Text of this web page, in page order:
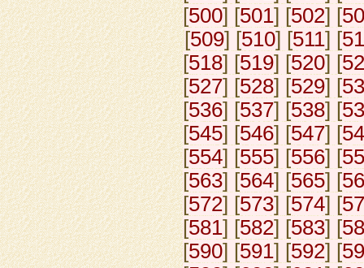
[500] [501] [502] [
[509] [510] [511] [
[518] [519] [520] [
[527] [528] [529] [
[536] [537] [538] [
[545] [546] [547] [
[554] [555] [556] [
[563] [564] [565] [
[572] [573] [574] [
[581] [582] [583] [
[590] [591] [592] [